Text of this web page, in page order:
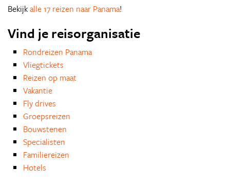
Bekijkalle 17 reizen naar Panama!
Vind je reisorganisatie
Rondreizen Panama
Vliegtickets
Reizen op maat
Vakantie
Fly drives
Groepsreizen
Bouwstenen
Specialisten
Familiereizen
Hotels